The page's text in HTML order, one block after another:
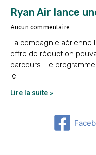
Ryan Air lance
Aucun commentaire
La compagnie aérienne
offre de réduction
parcours. Le
le
Lire la suite »